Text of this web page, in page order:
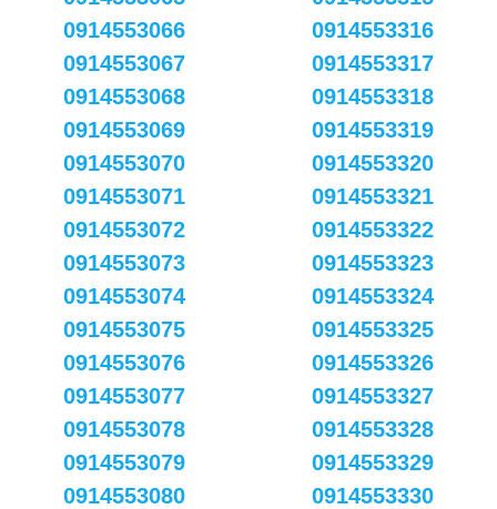
0914553066
0914553067
0914553068
0914553069
0914553070
0914553071
0914553072
0914553073
0914553074
0914553075
0914553076
0914553077
0914553078
0914553079
0914553080
0914553316
0914553317
0914553318
0914553319
0914553320
0914553321
0914553322
0914553323
0914553324
0914553325
0914553326
0914553327
0914553328
0914553329
0914553330